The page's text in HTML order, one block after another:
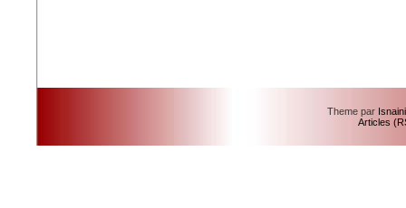
Theme par
Articles